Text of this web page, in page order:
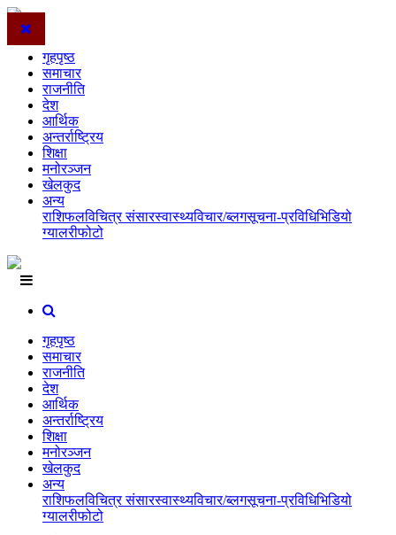
गृहपृष्ठ
समाचार
राजनीति
देश
आर्थिक
अन्तर्राष्ट्रिय
शिक्षा
मनोरञ्जन
खेलकुद
अन्य
राशिफलविचित्र संसारस्वास्थ्यविचार/ब्लगसूचना-प्रविधिभिडियो
ग्यालरीफोटो
गृहपृष्ठ
समाचार
राजनीति
देश
आर्थिक
अन्तर्राष्ट्रिय
शिक्षा
मनोरञ्जन
खेलकुद
अन्य
राशिफलविचित्र संसारस्वास्थ्यविचार/ब्लगसूचना-प्रविधिभिडियो
ग्यालरीफोटो